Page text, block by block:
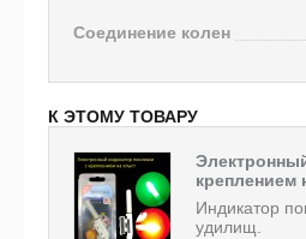
Соединение колен
К ЭТОМУ ТОВАРУ
креплением
Индикатор
удилищ.